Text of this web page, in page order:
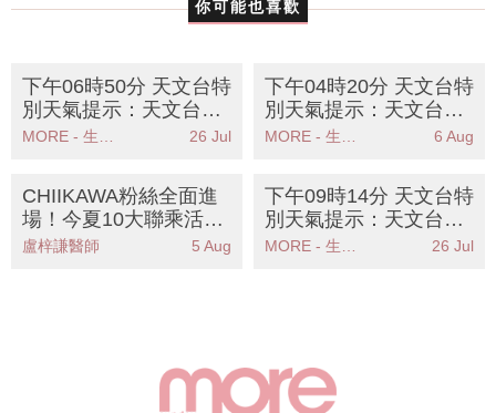
別天氣提示：天文台發
出強陣風警告籲市民遠
離危險地區
MORE - 生活品味 26 Jul
別天氣提示：天文台提
醒高溫天氣持續市民需
注意健康
MORE - 生活品味 6 Aug
場！今夏10大聯乘活動
全攻略：展覽/精品/美
食/打卡點
盧梓謙醫師 5 Aug
別天氣提示：天文台預
測驟雨狂風雷暴市民需
注意安全
MORE - 生活品味 26 Jul